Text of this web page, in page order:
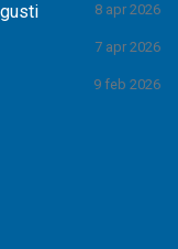
8 apr 2026
7 apr 2026
9 feb 2026